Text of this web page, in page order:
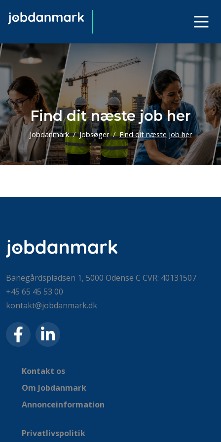
Find dit næste job her
Jobdanmark Jobsøger Find dit næste job her
Banegårdspladsen 1, 5000 Odense C CVR: 40131507
+45 65 45 53 00
kontakt@jobdanmark.dk
Kontakt os
Om Jobdanmark
Annonceinformation
Privatlivspolitik